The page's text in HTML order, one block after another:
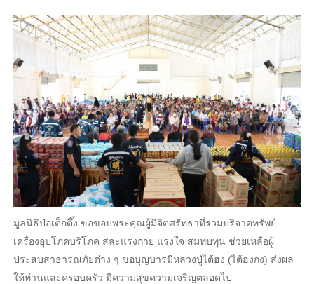
มูลนิธิป่อเต็กตึ๊ง ขอขอบพระคุณผู้มีจิตศรัทธาที่ร่วมบริจาคทรัพย์
เครื่องอุปโภคบริโภค สละแรงกาย แรงใจ สมทบทุน ช่วยเหลือผู้
ประสบสาธารณภัยต่าง ๆ ขอบุญบารมีหลวงปู่ไต้ฮง (ไต้ฮงกง) ส่งผล
ให้ท่านและครอบครัว มีความสุขความเจริญตลอดไป